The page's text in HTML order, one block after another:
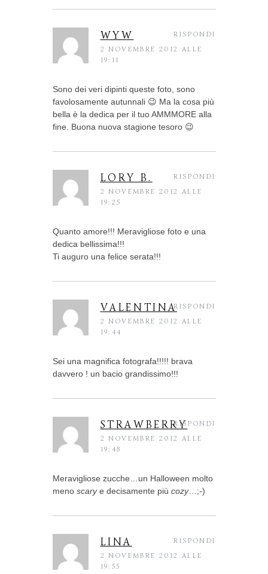
WYW
2 NOVEMBRE 2012 ALLE
19:11
Sono dei veri dipinti queste foto, sono
favolosamente autunnali 😉 Ma la cosa più
bella è la dedica per il tuo AMMMORE alla
fine. Buona nuova stagione tesoro 😉
RISPONDI
LORY B.
2 NOVEMBRE 2012 ALLE
19:25
Quanto amore!!! Meravigliose foto e una
dedica bellissima!!!
Ti auguro una felice serata!!!
RISPONDI
VALENTINA
2 NOVEMBRE 2012 ALLE
19:44
Sei una magnifica fotografa!!!!! brava
davvero ! un bacio grandissimo!!!
RISPONDI
STRAWBERRY
2 NOVEMBRE 2012 ALLE
19:48
Meravigliose zucche…un Halloween molto
meno scarye decisamente più cozy…;-)
RISPONDI
LINA
2 NOVEMBRE 2012 ALLE
19:55
RISPONDI